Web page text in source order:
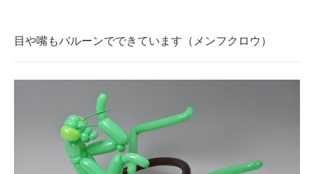
目や嘴もバルーンでできています（メンフクロウ）